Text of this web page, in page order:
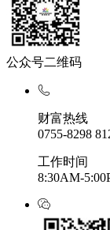
公众号二维码
财富热线
0755-8298
工作时间
8:30AM-